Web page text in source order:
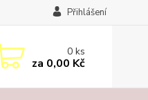
Přihlášení
0ks
za 0,00 Kč